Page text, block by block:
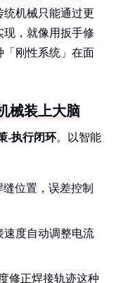
统机械只能通过更
，就像用扳手修
「刚性系统」在面
械装上大脑
-执行闭环。以智能
位置，误差控制
速度自动调整电流
修正焊接轨迹这种